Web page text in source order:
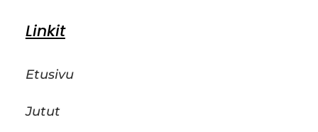
Linkit
Etusivu
Jutut